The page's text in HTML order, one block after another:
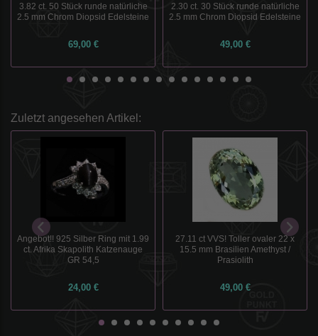
3.82 ct. 50 Stück runde natürliche
2.5 mm Chrom Diopsid Edelsteine
69,00 €
2.30 ct. 30 Stück runde natürliche
2.5 mm Chrom Diopsid Edelsteine
49,00 €
Zuletzt angesehen Artikel:
Angebot!! 925 Silber Ring mit 1.99
ct. Afrika Skapolith Katzenauge
GR 54,5
24,00 €
27.11 ct VVS! Toller ovaler 22 x
15.5 mm Brasilien Amethyst /
Prasiolith
49,00 €